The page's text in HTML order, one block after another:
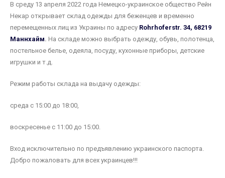
В среду 13 апреля 2022 года Немецко-украинское общество Рейн
Некар открывает склад одежды для беженцев и временно
перемещенных лиц из Украины по адресу Rohrhoferstr. 34, 68219
Маннхайм. На складе можно выбрать одежду, обувь, полотенца,
постельное белье, одеяла, посуду, кухонные приборы, детские
игрушки и т.д.
Режим работы склада на выдачу одежды:
среда с 15:00 до 18:00,
воскресенье с 11:00 до 15:00.
Вход исключительно по предъявлению украинского паспорта.
Добро пожаловать для всех украинцев!!!